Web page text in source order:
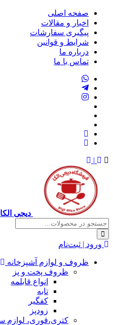
صفحه اصلی
اخبار و مقالات
پیگیری سفارشات
شرایط و قوانین
درباره ما
تماس با ما
|
دیجی
ورود | ثبت‌نام
ظروف و لوازم آشپزخانه
ظروف پخت و پز
انواع قابلمه
تابه
کفگیر
زودپز
کتری،قوری، لوازم